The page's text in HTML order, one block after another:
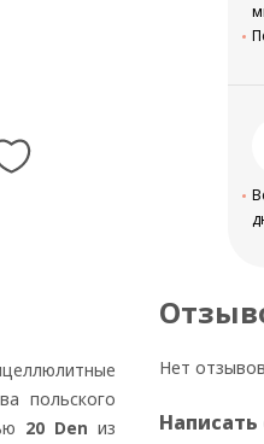
польского
20 Den из
Нет
Написать